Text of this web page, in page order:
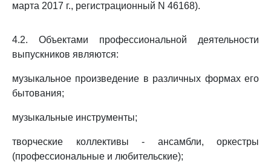
марта 2017 г., регистрационный N 46168).
4.2. Объектами профессиональной деятельности
выпускников являются:
музыкальное произведение в различных формах его
бытования;
музыкальные инструменты;
творческие коллективы - ансамбли, оркестры
(профессиональные и любительские);